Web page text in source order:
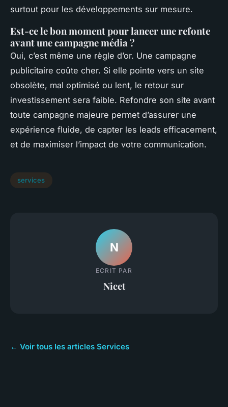
surtout pour les développements sur mesure.
Est-ce le bon moment pour lancer une refonte
avant une campagne média ?
Oui, c’est même une règle d’or. Une campagne
publicitaire coûte cher. Si elle pointe vers un site
obsolète, mal optimisé ou lent, le retour sur
investissement sera faible. Refondre son site avant
toute campagne majeure permet d’assurer une
expérience fluide, de capter les leads efficacement,
et de maximiser l’impact de votre communication.
services
N
ECRIT PAR
Nicet
← Voir tous les articles Services